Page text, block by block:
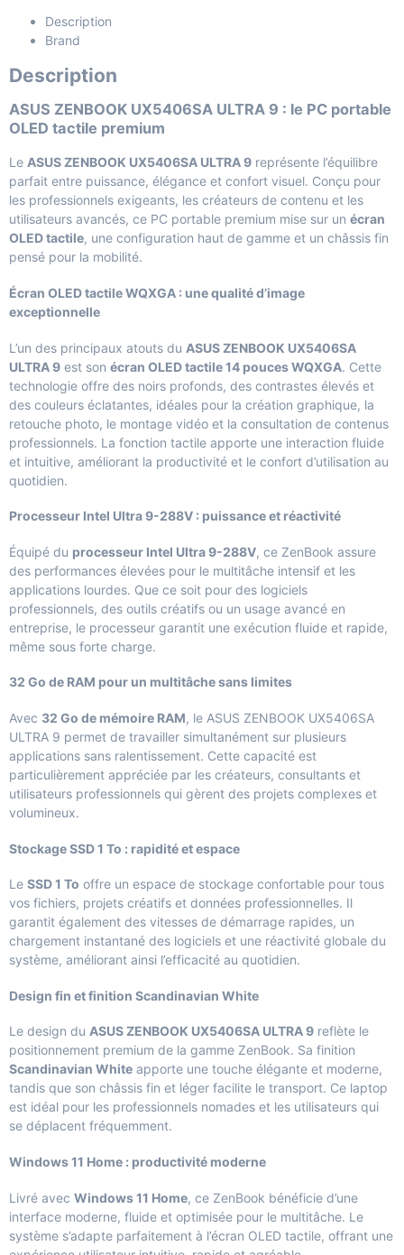
Description
Brand
Description
ASUS ZENBOOK UX5406SA ULTRA 9 : le PC portable
OLED tactile premium
Le ASUS ZENBOOK UX5406SA ULTRA 9 représente l’équilibre
parfait entre puissance, élégance et confort visuel. Conçu pour
les professionnels exigeants, les créateurs de contenu et les
utilisateurs avancés, ce PC portable premium mise sur un écran
OLED tactile, une configuration haut de gamme et un châssis fin
pensé pour la mobilité.
Écran OLED tactile WQXGA : une qualité d’image
exceptionnelle
L’un des principaux atouts du ASUS ZENBOOK UX5406SA
ULTRA 9 est son écran OLED tactile 14 pouces WQXGA. Cette
technologie offre des noirs profonds, des contrastes élevés et
des couleurs éclatantes, idéales pour la création graphique, la
retouche photo, le montage vidéo et la consultation de contenus
professionnels. La fonction tactile apporte une interaction fluide
et intuitive, améliorant la productivité et le confort d’utilisation au
quotidien.
Processeur Intel Ultra 9-288V : puissance et réactivité
Équipé du processeur Intel Ultra 9-288V, ce ZenBook assure
des performances élevées pour le multitâche intensif et les
applications lourdes. Que ce soit pour des logiciels
professionnels, des outils créatifs ou un usage avancé en
entreprise, le processeur garantit une exécution fluide et rapide,
même sous forte charge.
32 Go de RAM pour un multitâche sans limites
Avec 32 Go de mémoire RAM, le ASUS ZENBOOK UX5406SA
ULTRA 9 permet de travailler simultanément sur plusieurs
applications sans ralentissement. Cette capacité est
particulièrement appréciée par les créateurs, consultants et
utilisateurs professionnels qui gèrent des projets complexes et
volumineux.
Stockage SSD 1 To : rapidité et espace
Le SSD 1 To offre un espace de stockage confortable pour tous
vos fichiers, projets créatifs et données professionnelles. Il
garantit également des vitesses de démarrage rapides, un
chargement instantané des logiciels et une réactivité globale du
système, améliorant ainsi l’efficacité au quotidien.
Design fin et finition Scandinavian White
Le design du ASUS ZENBOOK UX5406SA ULTRA 9 reflète le
positionnement premium de la gamme ZenBook. Sa finition
Scandinavian White apporte une touche élégante et moderne,
tandis que son châssis fin et léger facilite le transport. Ce laptop
est idéal pour les professionnels nomades et les utilisateurs qui
se déplacent fréquemment.
Windows 11 Home : productivité moderne
Livré avec Windows 11 Home, ce ZenBook bénéficie d’une
interface moderne, fluide et optimisée pour le multitâche. Le
système s’adapte parfaitement à l’écran OLED tactile, offrant une